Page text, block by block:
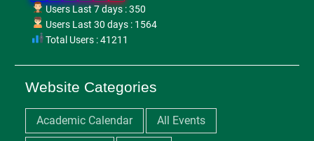
Users Last 7 days : 350
Users Last 30 days : 1564
Total Users : 41211
Website Categories
Academic Calendar All Events